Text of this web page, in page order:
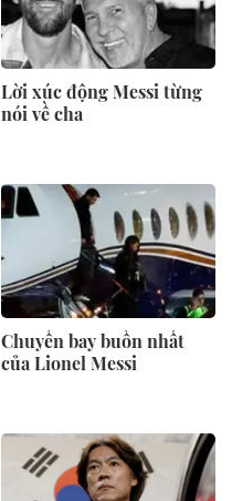
Lời xúc động Messi từng
nói về cha
Chuyến bay buồn nhất
của Lionel Messi